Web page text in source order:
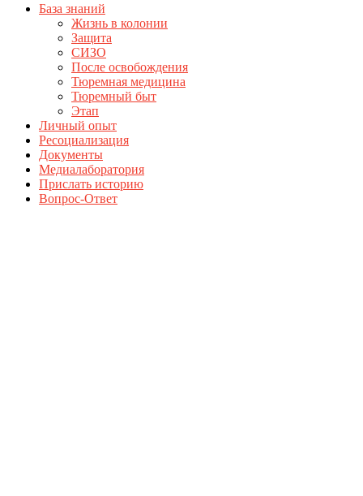
База знаний
Жизнь в колонии
Защита
СИЗО
После освобождения
Тюремная медицина
Тюремный быт
Этап
Личный опыт
Ресоциализация
Документы
Медиалаборатория
Прислать историю
Вопрос-Ответ